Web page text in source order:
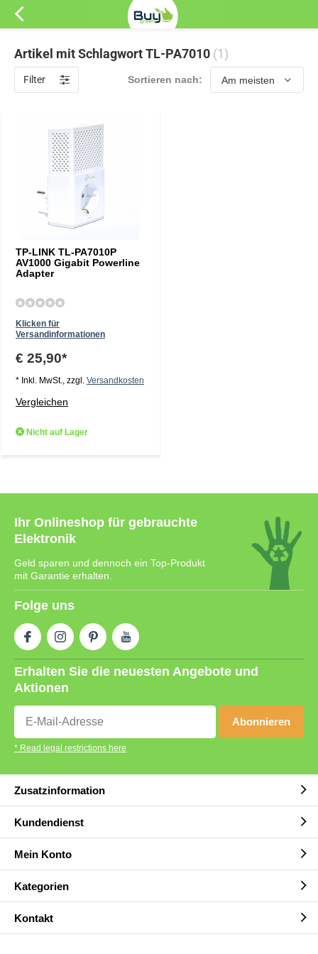
Artikel mit Schlagwort TL-PA7010 (1)
Filter Sortieren nach:
TP-LINK TL-PA7010P
AV1000 Gigabit Powerline
Adapter
Klicken für
Versandinformationen
€ 25,90*
* Inkl. MwSt., zzgl. Versandkosten
Vergleichen
Nicht auf Lager
Ihr Onlineshop für gebrauchte
Elektronik
Geld sparen und dennoch ein Top-Produkt
mit Garantie erhalten.
Folge uns
Erhalten Sie die neuesten Angebote und
Aktionen
Abonnieren
* Read legal restrictions here
Zusatzinformation
Kundendienst
Mein Konto
Kategorien
Kontakt